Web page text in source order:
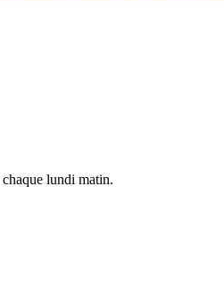
chaque lundi matin.